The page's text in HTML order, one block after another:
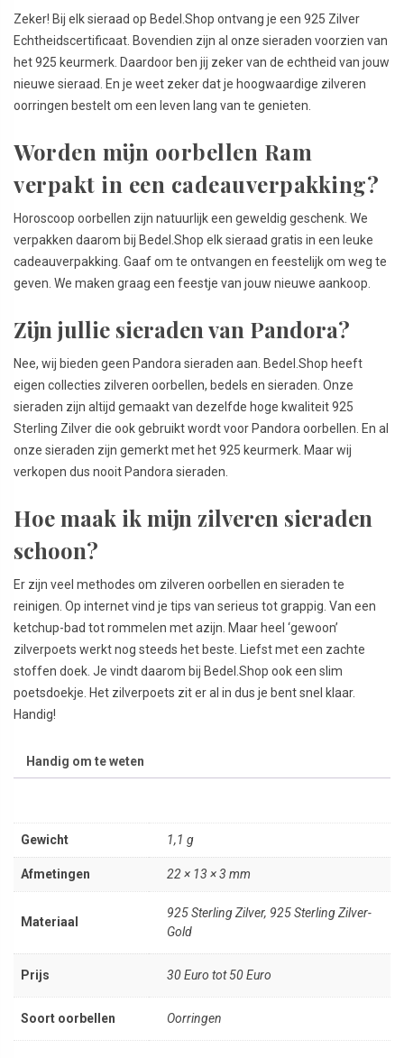
Zeker! Bij elk sieraad op Bedel.Shop ontvang je een 925 Zilver
Echtheidscertificaat. Bovendien zijn al onze sieraden voorzien van
het 925 keurmerk. Daardoor ben jij zeker van de echtheid van jouw
nieuwe sieraad. En je weet zeker dat je hoogwaardige zilveren
oorringen bestelt om een leven lang van te genieten.
Worden mijn oorbellen Ram
verpakt in een cadeauverpakking?
Horoscoop oorbellen zijn natuurlijk een geweldig geschenk. We
verpakken daarom bij Bedel.Shop elk sieraad gratis in een leuke
cadeauverpakking. Gaaf om te ontvangen en feestelijk om weg te
geven. We maken graag een feestje van jouw nieuwe aankoop.
Zijn jullie sieraden van Pandora?
Nee, wij bieden geen Pandora sieraden aan. Bedel.Shop heeft
eigen collecties zilveren oorbellen, bedels en sieraden. Onze
sieraden zijn altijd gemaakt van dezelfde hoge kwaliteit 925
Sterling Zilver die ook gebruikt wordt voor Pandora oorbellen. En al
onze sieraden zijn gemerkt met het 925 keurmerk. Maar wij
verkopen dus nooit Pandora sieraden.
Hoe maak ik mijn zilveren sieraden
schoon?
Er zijn veel methodes om zilveren oorbellen en sieraden te
reinigen. Op internet vind je tips van serieus tot grappig. Van een
ketchup-bad tot rommelen met azijn. Maar heel ‘gewoon’
zilverpoets werkt nog steeds het beste. Liefst met een zachte
stoffen doek. Je vindt daarom bij Bedel.Shop ook een slim
poetsdoekje. Het zilverpoets zit er al in dus je bent snel klaar.
Handig!
Handig om te weten
Gewicht 1,1 g
Afmetingen 22 × 13 × 3 mm
Materiaal
925 Sterling Zilver, 925 Sterling Zilver-
Gold
Prijs 30 Euro tot 50 Euro
Soort oorbellen Oorringen